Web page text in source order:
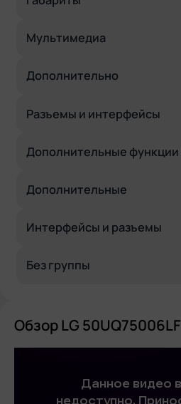
Мультимедиа
Дополнительно
Разъемы и интерфейсы
Дополнительные функции
Дополнительные
Интерфейсы и разъемы
Без группы
Обзор LG 50UQ75006LF